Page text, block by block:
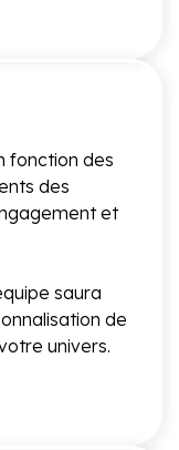
fonction des
des
et
saura
de
univers.